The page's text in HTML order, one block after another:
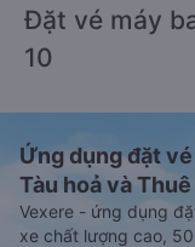
Đặt vé máy
10
Ứng dụng đặt
Tàu hoả và Thuê
Vexere - ứng dụng
xe chất lượng cao,